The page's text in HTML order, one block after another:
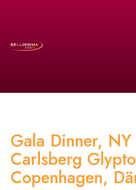
Gala Dinner, NY
Carlsberg
Copenhagen,